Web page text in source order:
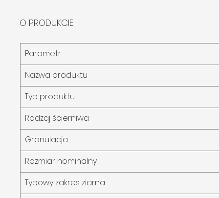
O PRODUKCIE
Parametr
Nazwa produktu
Typ produktu
Rodzaj ścierniwa
Granulacja
Rozmiar nominalny
Typowy zakres ziarna